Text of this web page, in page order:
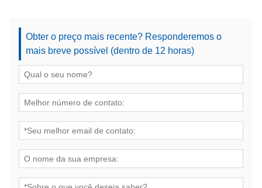
Obter o preço mais recente? Responderemos o
mais breve possível (dentro de 12 horas)